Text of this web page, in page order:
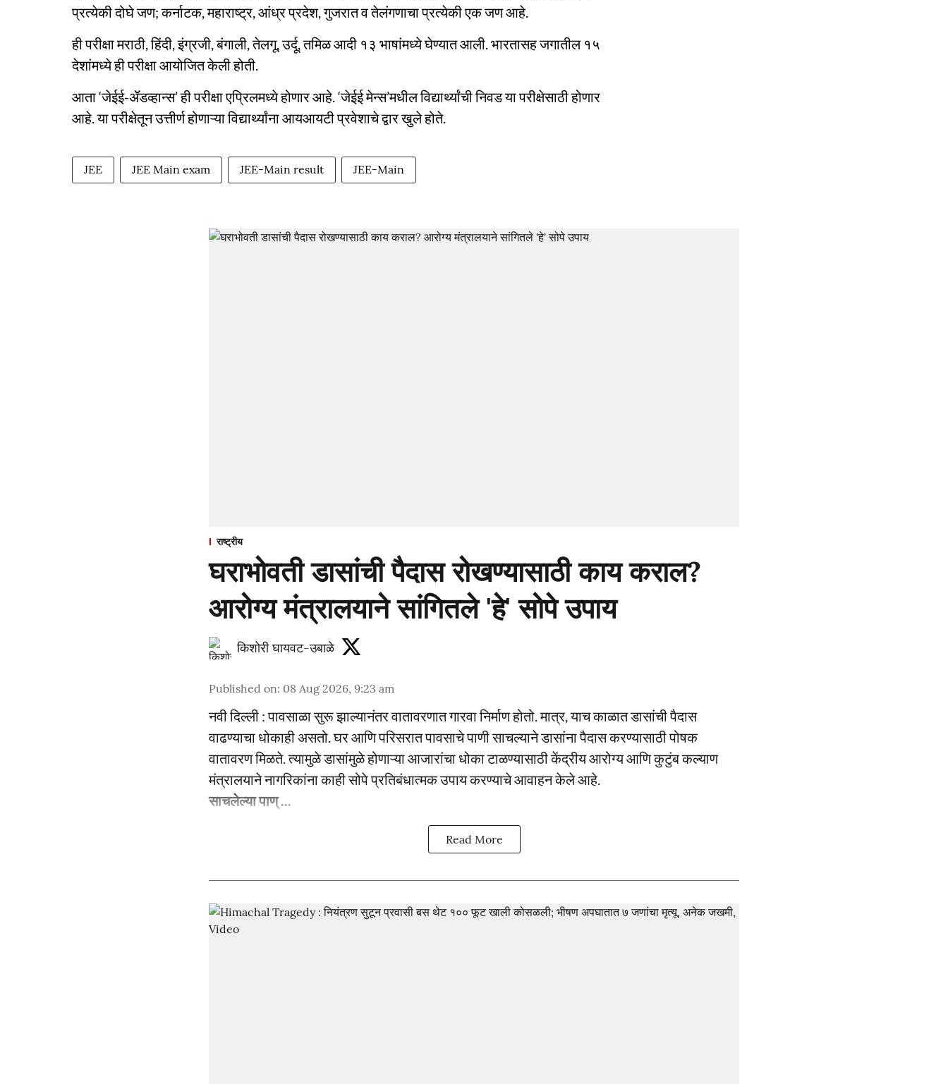
प्रत्येकी दोघे जण; कर्नाटक, महाराष्ट्र, आंध्र प्रदेश, गुजरात व तेलंगणाचा प्रत्येकी एक जण आहे.
ही परीक्षा मराठी, हिंदी, इंग्रजी, बंगाली, तेलगू, उर्दू, तमिळ आदी १३ भाषांमध्ये घेण्यात आली. भारतासह जगातील १५
देशांमध्ये ही परीक्षा आयोजित केली होती.
आता ‘जेईई-ॲॅडव्हान्स’ ही परीक्षा एप्रिलमध्ये होणार आहे. ‘जेईई मेन्स’मधील विद्यार्थ्यांची निवड या परीक्षेसाठी होणार
आहे. या परीक्षेतून उत्तीर्ण होणाऱ्या विद्यार्थ्यांना आयआयटी प्रवेशाचे द्वार खुले होते.
JEE JEE Main exam JEE-Main result JEE-Main
राष्ट्रीय
घराभोवती डासांची पैदास रोखण्यासाठी काय कराल?
आरोग्य मंत्रालयाने सांगितले 'हे' सोपे उपाय
किशोरी घायवट-उबाळे
Published on: 08 Aug 2026, 9:23 am
नवी दिल्ली : पावसाळा सुरू झाल्यानंतर वातावरणात गारवा निर्माण होतो. मात्र, याच काळात डासांची पैदास
वाढण्याचा धोकाही असतो. घर आणि परिसरात पावसाचे पाणी साचल्याने डासांना पैदास करण्यासाठी पोषक
वातावरण मिळते. त्यामुळे डासांमुळे होणाऱ्या आजारांचा धोका टाळण्यासाठी केंद्रीय आरोग्य आणि कुटुंब कल्याण
मंत्रालयाने नागरिकांना काही सोपे प्रतिबंधात्मक उपाय करण्याचे आवाहन केले आहे.
साचलेल्या पाण् ...
Read More